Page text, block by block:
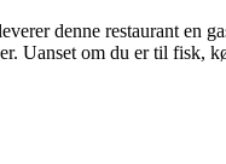
denne restaurant en
Uanset om du er til fisk,